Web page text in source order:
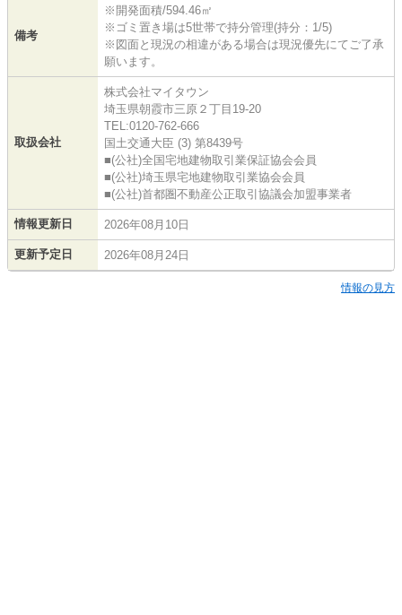
備考
※開発面積/594.46㎡
※ゴミ置き場は5世帯で持分管理(持分：1/5)
※図面と現況の相違がある場合は現況優先にてご了承
願います。
取扱会社
株式会社マイタウン
埼玉県朝霞市三原２丁目19-20
TEL:0120-762-666
国土交通大臣 (3) 第8439号
■(公社)全国宅地建物取引業保証協会会員
■(公社)埼玉県宅地建物取引業協会会員
■(公社)首都圏不動産公正取引協議会加盟事業者
情報更新日 2026年08月10日
更新予定日 2026年08月24日
情報の見方